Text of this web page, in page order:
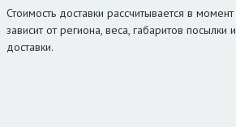
Стоимость доставки рассчитывается в
зависит от региона, веса, габаритов
доставки.